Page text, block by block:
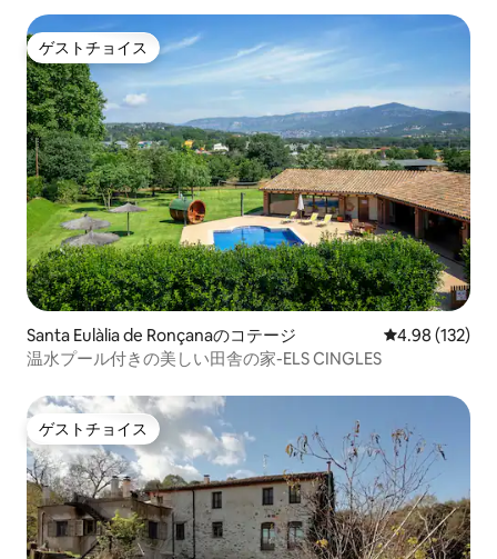
ゲストチョイス
ゲストチョイス
Santa Eulàlia de Ronçanaのコテージ レビュー132
4.98 (132)
温水プール付きの美しい田舎の家-ELS CINGLES
ゲストチョイス
ゲストチョイス